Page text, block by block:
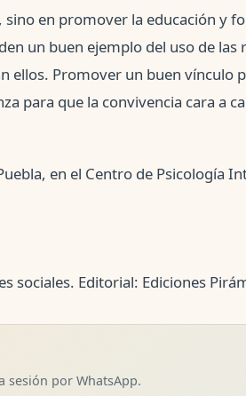
sino en promover la educación y
un buen ejemplo del uso de las
ellos. Promover un buen vínculo
para que la convivencia cara a
en el Centro de Psicología
sociales. Editorial: Ediciones
sesión por WhatsApp.